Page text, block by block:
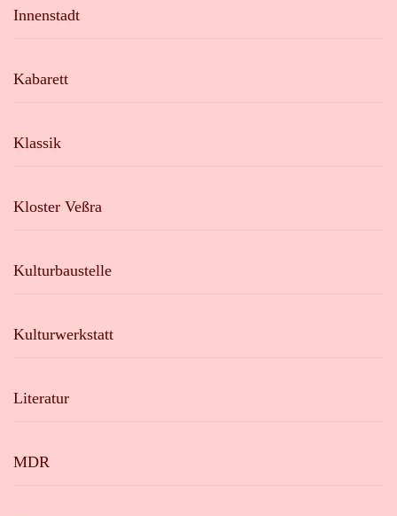
Innenstadt
Kabarett
Klassik
Kloster Veßra
Kulturbaustelle
Kulturwerkstatt
Literatur
MDR